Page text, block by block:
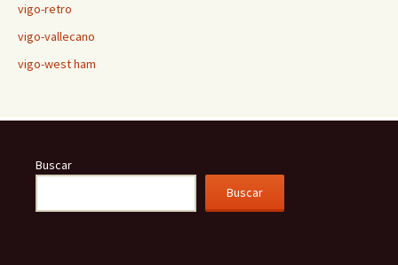
vigo-retro
vigo-vallecano
vigo-west ham
Buscar
Buscar